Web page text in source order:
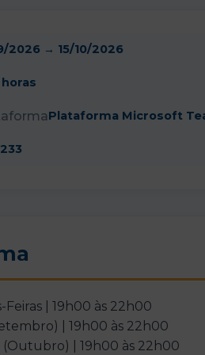
2026 → 15/10/2026
horas
Plataforma Microsoft
| 19h00 às 22h00
| 19h00 às 22h00
(Outubro) | 19h00 às 22h00